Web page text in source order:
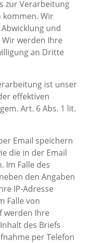
zur Verarbeitung
kommen. Wir
und
werden Ihre
an Dritte
ist unser
effektiven
Art. 6 Abs. 1 lit.
Email speichern
die in der Email
Im Falle des
den Angaben
IP-Adresse
Falle von
werden Ihre
des Briefs
per Telefon